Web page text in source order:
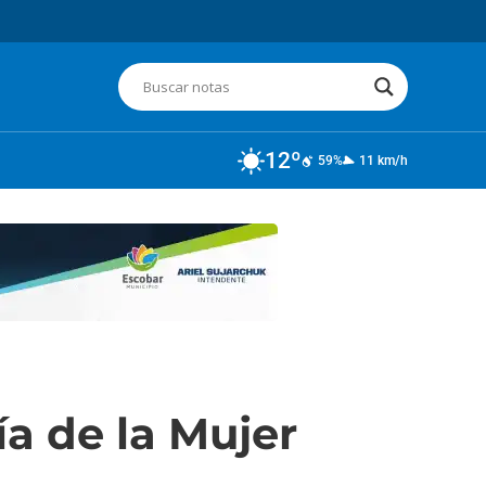
12º 59% 11 km/h
de la Mujer